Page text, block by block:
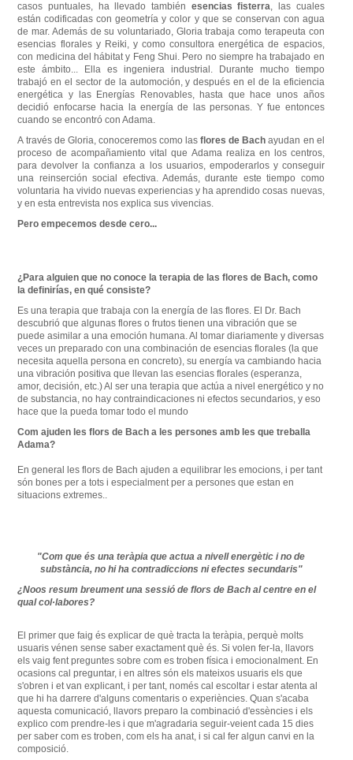
casos puntuales, ha llevado también esencias fisterra
, las cuales
están codificadas con geometría y color y que se conservan con agua
de mar. Además de su voluntariado, Gloria trabaja como terapeuta con
esencias florales y Reiki, y como consultora energética de espacios,
con medicina del hábitat y Feng Shui. Pero no siempre ha trabajado en
este ámbito... Ella es ingeniera industrial. Durante mucho tiempo
trabajó en el sector de la automoción, y después en el de la eficiencia
energética y las Energías Renovables, hasta que hace unos años
decidió enfocarse hacia la energía de las personas. Y fue entonces
cuando se encontró con Adama.
A través de Gloria, conoceremos como lasflores de Bach ayudan en el
proceso de acompañamiento vital que Adama realiza en los centros,
para devolver la confianza a los usuarios, empoderarlos y conseguir
una reinserción social efectiva. Además, durante este tiempo como
voluntaria ha vivido nuevas experiencias y ha aprendido cosas nuevas,
y en esta entrevista nos explica sus vivencias.
Pero empecemos desde cero...
¿Para alguien que no conoce la terapia de las flores de Bach, como
la definirías, en qué consiste?
Es una terapia que trabaja con la energía de las flores. El Dr. Bach
descubrió que algunas flores o frutos tienen una vibración que se
puede asimilar a una emoción humana. Al tomar diariamente y diversas
veces un preparado con una combinación de esencias florales (la que
necesita aquella persona en concreto), su energía va cambiando hacia
una vibración positiva que llevan las esencias florales (esperanza,
amor, decisión, etc.) Al ser una terapia que actúa a nivel energético y no
de substancia, no hay contraindicaciones ni efectos secundarios, y eso
hace que la pueda tomar todo el mundo
Com ajuden les flors de Bach a les persones amb les que treballa
Adama?
En general les flors de Bach ajuden a equilibrar les emocions i per tant
són bones per a tots i especialment per a persones que estan en
situacions extremes
"Com que és una teràpia que actua a nivell energètic i no de
substància, no hi ha contradiccions ni efectes secundaris"
¿Noos resum breument una sessió de flors de Bach al centre en el
qual col·labores?
El primer que faig és explicar de què tracta la teràpia, perquè molts
usuaris vénen sense saber exactament què és. Si volen fer-la, llavors
els vaig fent preguntes sobre com es troben física i emocionalment En
ocasions cal preguntar,i en altres són els mateixos usuaris els que
s'obren i et van explicant ,i per tant ,només cal escoltar i estar atenta al
que hi ha darrere d'alguns comentaris o experiències. Quan s'acaba
aquesta comunicació ,llavors preparo la combinació d'essències i els
explico com prendre-les i que m'agradaria seguir-veient cada 15 dies
per saber com es troben, com els ha anat ,i si cal fer algun canvi en la
composició.